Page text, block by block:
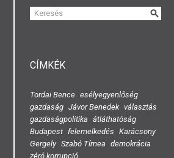
KERESÉS
ŰRLAP
CÍMKÉK
Tordai Bence esélyegyenlőség
gazdaság Jávor Benedek választás
gazdaságpolitika átláthatóság
Budapest felemelkedés Karácsony
Gergely Szabó Tímea demokrácia
zéró korrupció